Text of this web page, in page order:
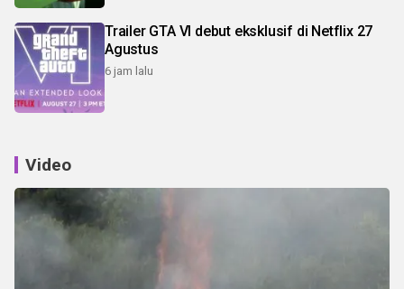
Trailer GTA VI debut eksklusif di Netflix 27
Agustus
6 jam lalu
Video